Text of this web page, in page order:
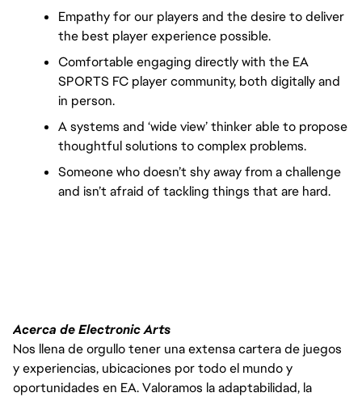
Empathy for our players and the desire to deliver
the best player experience possible.
Comfortable engaging directly with the EA
SPORTS FC player community, both digitally and
in person.
A systems and ‘wide view’ thinker able to propose
thoughtful solutions to complex problems.
Someone who doesn’t shy away from a challenge
and isn’t afraid of tackling things that are hard.
Acerca de Electronic Arts
Nos llena de orgullo tener una extensa cartera de juegos
y experiencias, ubicaciones por todo el mundo y
oportunidades en EA. Valoramos la adaptabilidad, la